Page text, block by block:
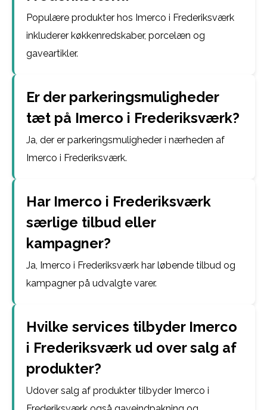
Populære produkter hos Imerco i Frederiksværk
inkluderer køkkenredskaber, porcelæn og
gaveartikler.
Er der parkeringsmuligheder
tæt på Imerco i Frederiksværk?
Ja, der er parkeringsmuligheder i nærheden af
Imerco i Frederiksværk.
Har Imerco i Frederiksværk
særlige tilbud eller
kampagner?
Ja, Imerco i Frederiksværk har løbende tilbud og
kampagner på udvalgte varer.
Hvilke services tilbyder Imerco
i Frederiksværk ud over salg af
produkter?
Udover salg af produkter tilbyder Imerco i